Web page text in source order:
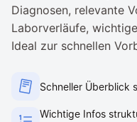
Diagnosen, relevante
Laborverläufe,
Ideal zur schnellen
Schneller Überblick
Wichtige Infos